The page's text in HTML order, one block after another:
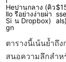
He
llo
Si
gn
ปานกลาง (คิว
รีอย่างง่ายผ่า
น Dropbox)
als)
ตารางนี้เน้นย้ำถึ
สนอความลึกสำห